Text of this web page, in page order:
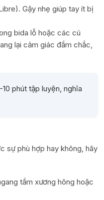
Gậy nhẹ giúp tay ít bị
bida lỗ hoặc các cú
lại cảm giác đầm chắc,
phút tập luyện, nghĩa
sự phù hợp hay không, hãy
tầm xương hông hoặc